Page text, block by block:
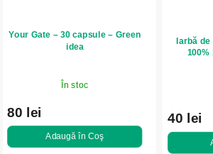
Your Gate – 30 capsule – Green
idea
În stoc
80 lei
Adaugă în Coş
Iarbă
100%
40 lei